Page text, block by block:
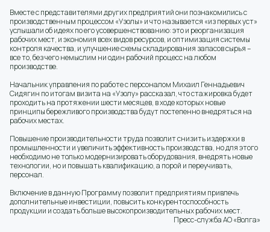
Вместе с представителями других предприятий они познакомились с
производственным процессом «Узолы» и что называется «из первых уст»
услышали об идеях по его усовершенствованию: это и реорганизация
рабочих мест, и экономия всех видов ресурсов, и оптимизация системы
контроля качества, и улучшение схемы складирования запасов сырья –
все то, без чего немыслим ни один рабочий процесс на любом
производстве.
Начальник управления по работе с персоналом Михаил Геннадьевич
Сидягин по итогам визита на «Узолу» рассказал, что стажировка будет
проходить на протяжении шести месяцев, в ходе которых новые
принципы бережливого производства будут постепенно внедряться на
рабочих местах.
Повышение производительности труда позволит снизить издержки в
промышленности и увеличить эффективность производства, но для этого
необходимо не только модернизировать оборудования, внедрять новые
технологии, но и повышать квалификацию, а порой и переучивать,
персонал.
Включение в данную Программу позволит предприятиям привлечь
дополнительные инвестиции, повысить конкурентоспособность
продукции и создать больше высокопроизводительных рабочих мест.
Пресс-служба АО «Волга»